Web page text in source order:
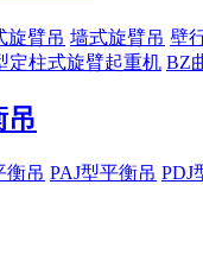
旋臂吊 墙式旋臂吊 壁
定柱式旋臂起重机 BZ
吊
衡吊 PAJ型平衡吊 PDJ